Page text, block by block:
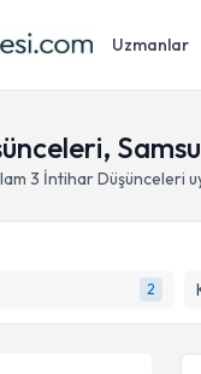
Uzmanlar
3 İntihar Düşünceleri
2